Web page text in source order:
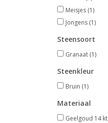
Meisjes (1)
Jongens (1)
Steensoort
Granaat (1)
Steenkleur
Bruin (1)
Materiaal
Geelgoud 14 kt